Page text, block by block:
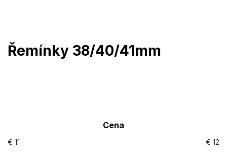
Řemínky 38/40/41mm
Cena
€ 11 € 12